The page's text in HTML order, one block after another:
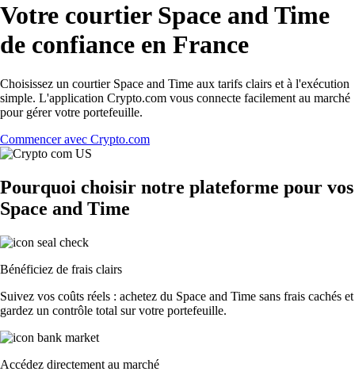
Votre courtier Space and Time
de confiance en France
Choisissez un courtier Space and Time aux tarifs clairs et à l'exécution
simple. L'application Crypto.com vous connecte facilement au marché
pour gérer votre portefeuille.
Commencer avec Crypto.com
Pourquoi choisir notre plateforme pour vos
Space and Time
Bénéficiez de frais clairs
Suivez vos coûts réels : achetez du Space and Time sans frais cachés et
gardez un contrôle total sur votre portefeuille.
Accédez directement au marché